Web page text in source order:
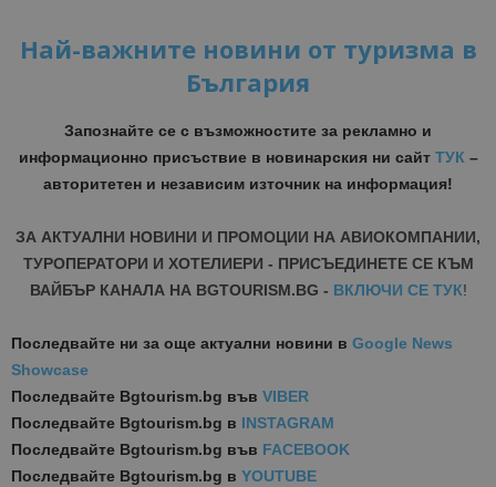
Най-важните новини от туризма в
България
Запознайте се с възможностите за рекламно и
информационно присъствие в новинарския ни сайт ТУК–
авторитетен и независим източник на информация!
ЗА АКТУАЛНИ НОВИНИ И ПРОМОЦИИ НА АВИОКОМПАНИИ,
ТУРОПЕРАТОРИ И ХОТЕЛИЕРИ - ПРИСЪЕДИНЕТЕ СЕ КЪМ
ВАЙБЪР КАНАЛА НА BGTOURISM.BG - ВКЛЮЧИ СЕ ТУК!
Последвайте ни за още актуални новини в Google News
Showcase
Последвайте Bgtourism.bg във VIBER
Последвайте Bgtourism.bg в INSTAGRAM
Последвайте Bgtourism.bg във FACEBOOK
Последвайте Bgtourism.bg в YOUTUBE